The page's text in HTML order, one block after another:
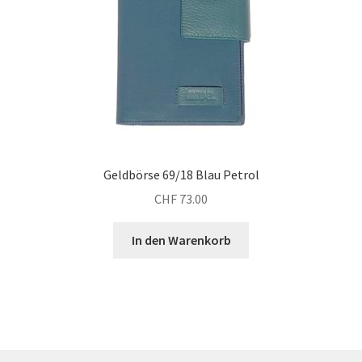
Geldbörse 69/18 Blau Petrol
CHF 73.00
In den Warenkorb